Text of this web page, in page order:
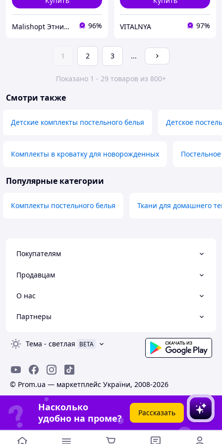
Malishopt Этническая одежда и головные уборы, все для крещения 96% VITALNYA 97%
1 2 3 ...
Показано 1 - 29 товаров из 800+
Смотри также
Детские комплекты постельного белья Детское
Комплекты в кроватку для новорожденных
Популярные категории
Комплекты постельного белья Ткани для домашнего
Покупателям
Продавцам
О нас
Партнеры
Тема - светлая BETA
© Prom.ua — маркетплейс України, 2008-2026
Насколько
удобно на проме?
Рассказать